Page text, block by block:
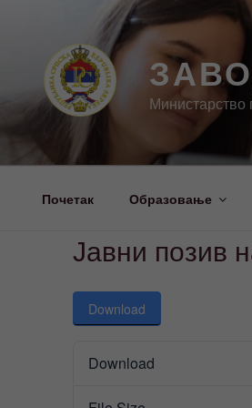
Министарство
Почетак Образовање
Јавни позив
Download
Download